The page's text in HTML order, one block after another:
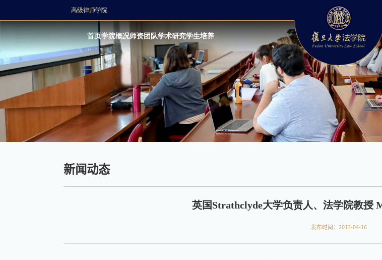
高级律师学院
首页学院概况师资团队学术研究学生培养
新闻动态
英国Strathclyde大学负责人、法学院教授
发布时间：2013-04-16